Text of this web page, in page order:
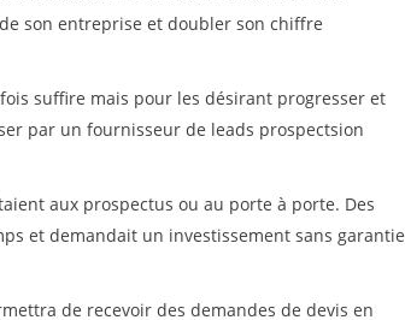
son entreprise et doubler son chiffre
suffire mais pour les désirant progresser et
par un fournisseur de leads prospectsion
aux prospectus ou au porte à porte. Des
et demandait un investissement sans garantie
de recevoir des demandes de devis en